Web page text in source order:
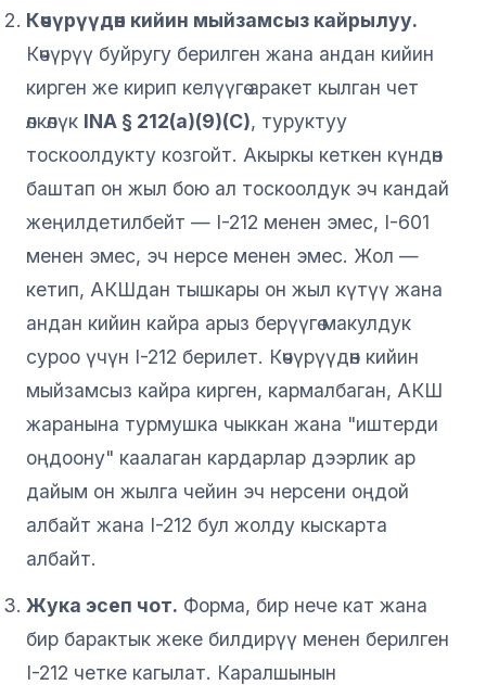
Көчүрүүдөн кийин мыйзамсыз кайрылуу.
Көчүрүү буйругу берилген жана андан кийин
кирген же кирип келүүгө аракет кылган чет
өлкөлүк INA § 212(a)(9)(C), туруктуу
тоскоолдукту козгойт. Акыркы кеткен күндөн
баштап он жыл бою ал тоскоолдук эч кандай
жеңилдетилбейт — I-212 менен эмес, I-601
менен эмес, эч нерсе менен эмес. Жол —
кетип, АКШдан тышкары он жыл күтүү жана
андан кийин кайра арыз берүүгө макулдук
суроо үчүн I-212 берилет. Көчүрүүдөн кийин
мыйзамсыз кайра кирген, кармалбаган, АКШ
жаранына турмушка чыккан жана "иштерди
оңдоону" каалаган кардарлар дээрлик ар
дайым он жылга чейин эч нерсени оңдой
албайт жана I-212 бул жолду кыскарта
албайт.
Жука эсеп чот. Форма, бир нече кат жана
бир барактык жеке билдирүү менен берилген
I-212 четке кагылат. Каралшынын